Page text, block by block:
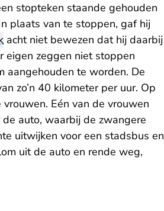
stopteken staande gehouden
plaats van te stoppen, gaf hij
acht niet bewezen dat hij daarbij
eigen zeggen niet stoppen
aangehouden te worden. De
zo’n 40 kilometer per uur. Op
Eén van de vrouwen
auto, waarbij de zwangere
uitwijken voor een stadsbus en
uit de auto en rende weg,